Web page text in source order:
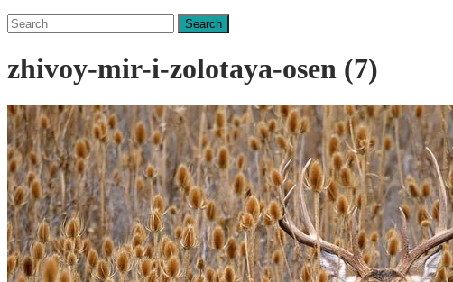
Search
for:
zhivoy-mir-i-zolotaya-osen (7)